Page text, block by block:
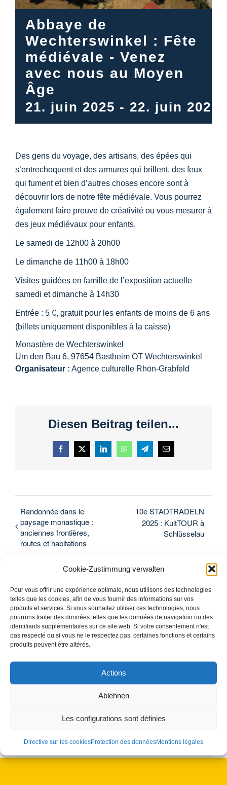
Cookie-Zustimmung verwalten
Pour vous offrir une expérience optimale, nous utilisons des technologies
telles que les cookies, afin de vous fournir des informations sur vos
produits et services. Si vous souhaitez utiliser ces technologies, nous
pourrons traiter des données telles que les données de navigation ou des
identifiants supplémentaires sur ce site web. Si votre consentement n'est
pas respecté ou si vous ne le respectez pas, certaines fonctions et certains
produits peuvent être altérés.
Actions
Ablehnen
Les configurations sont définies
Directive sur les cookiesProtection des donnéesMentions légales
Centre d’information
Téléchargements
Lieu d’apprentissage
Patrimoine culinaire
Français
Abbaye de
Wechterswinkel : Fête
médiévale - Venez
avec nous au Moyen
Âge
21. juin 2025 - 22. juin 2025
Des gens du voyage, des artisans, des épées qui
s’entrechoquent et des armures qui brillent, des feux
qui fument et bien d’autres choses encore sont à
découvrir lors de notre fête médiévale. Vous pourrez
également faire preuve de créativité ou vous mesurer à
des jeux médiévaux pour enfants.
Le samedi de 12h00 à 20h00
Le dimanche de 11h00 à 18h00
Visites guidées en famille de l’exposition actuelle
samedi et dimanche à 14h30
Entrée : 5 €, gratuit pour les enfants de moins de 6 ans
(billets uniquement disponibles à la caisse)
Monastère de Wechterswinkel
Um den Bau 6, 97654 Bastheim OT Wechterswinkel
Organisateur : Agence culturelle Rhön-Grabfeld
Diesen Beitrag teilen...
Facebook
X LinkedInWhatsAppTelegramCourriel
Randonnée dans le
paysage monastique :
anciennes frontières,
routes et habitations
10e STADTRADELN
2025 : KultTOUR à
Schlüsselau
Détails
21. juin 2025
22. juin 2025
cisterscapes,partenaire